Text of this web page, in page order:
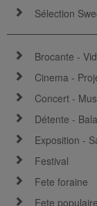
Sélection
Brocante -
Cinema -
Concert -
Détente -
Exposition -
Festival
Fete foraine
Fete populaire